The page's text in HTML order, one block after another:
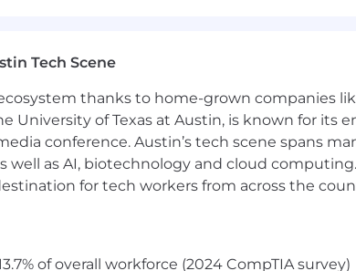
de diagnostiquer les causes profondes - et
à prendre en charge des comptes, à générer
; la connaissance de Salesforce et des
les milieux et de tous les niveaux
diplôme ou formation en technologie à
vous pouvez vous:
Tech Scene
thanks to home-grown companies
University of Texas at Austin, is known for
conference. Austin’s tech scene spans
well as AI, biotechnology and cloud
for tech workers from across the
of overall workforce (2024 CompTIA survey)